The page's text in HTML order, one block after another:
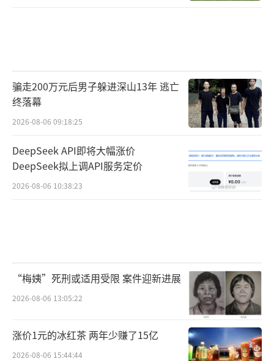
骗走200万元后男子躲进深山13年 逃亡
终落幕
2026-08-06 09:18:25
DeepSeek API即将大幅涨价
DeepSeek拟上调API服务定价
2026-08-06 10:38:23
“梅姨”死刑或适用受限 案件迎新进展
2026-08-06 13:05:22
涨价1元的冰红茶 两年少赚了15亿
2026-08-06 15:44:44